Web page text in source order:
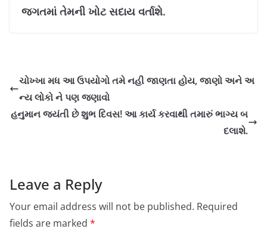
જગતમાં તેમની ખોટ સદાય વર્તાશે.
ચોખ્ખા મધ આ ઉપયોગો તમે નહી જાણતા હોય, જાણો અને અ
ન્ય લોકો ને પણ જણાવો
હનુમાન જયંતી છે શુભ દિવસ! આ કાર્ય કરવાથી તમારું ભાગ્ય બ
દલાશે.
Leave a Reply
Your email address will not be published. Required
fields are marked *